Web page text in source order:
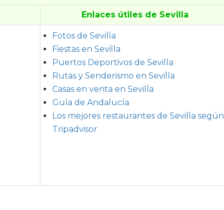
Enlaces útiles de Sevilla
Fotos de Sevilla
Fiestas en Sevilla
Puertos Deportivos de Sevilla
Rutas y Senderismo en Sevilla
Casas en venta en Sevilla
Guía de Andalucía
Los mejores restaurantes de Sevilla según
Tripadvisor